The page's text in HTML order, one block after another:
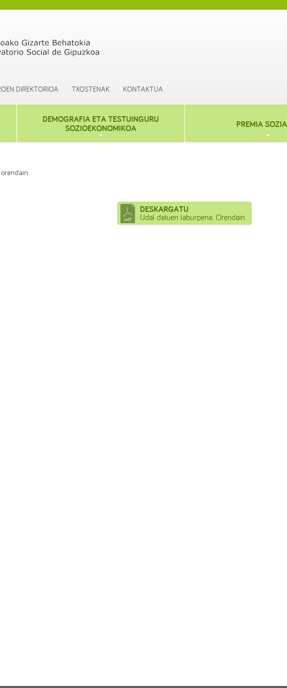
DIREKTORIOA TXOSTENAK KONTAKTUA
DEMOGRAFIA ETA TESTUINGURU
SOZIOEKONOMIKOA
PREMIA
orendain
DESKARGATU
Udal datuen laburpena. Orendain